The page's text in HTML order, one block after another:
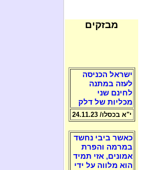
מבזקים
ישראל הכניסה
לעזה במתנה
לחינם שני
מכליות של דלק
י"א בכסלו/ 24.11.23
כאשר ביבי נחשד
במרמה והפרת
אמונים, אזי תמיד
הוא מלווה על ידי